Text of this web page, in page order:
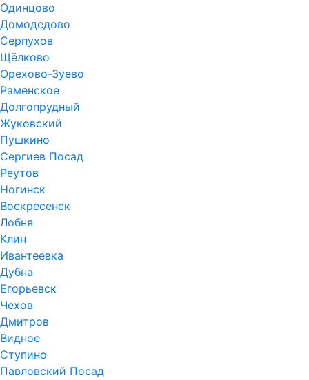
Одинцово
Домодедово
Серпухов
Щёлково
Орехово-Зуево
Раменское
Долгопрудный
Жуковский
Пушкино
Сергиев Посад
Реутов
Ногинск
Воскресенск
Лобня
Клин
Ивантеевка
Дубна
Егорьевск
Чехов
Дмитров
Видное
Ступино
Павловский Посад